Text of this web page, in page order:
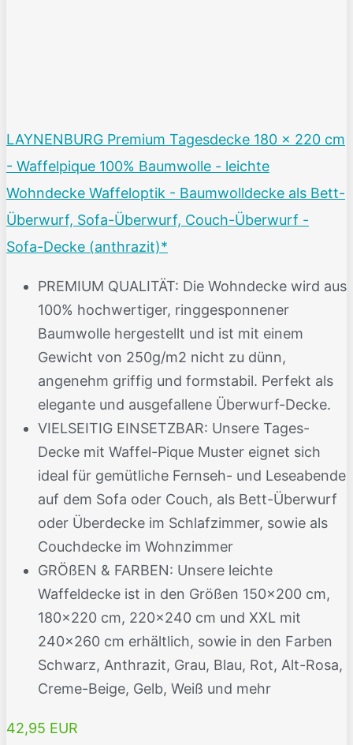
LAYNENBURG Premium Tagesdecke 180 x 220 cm
- Waffelpique 100% Baumwolle - leichte
Wohndecke Waffeloptik - Baumwolldecke als Bett-
Überwurf, Sofa-Überwurf, Couch-Überwurf -
Sofa-Decke (anthrazit)*
PREMIUM QUALITÄT: Die Wohndecke wird aus
100% hochwertiger, ringgesponnener
Baumwolle hergestellt und ist mit einem
Gewicht von 250g/m2 nicht zu dünn,
angenehm griffig und formstabil. Perfekt als
elegante und ausgefallene Überwurf-Decke.
VIELSEITIG EINSETZBAR: Unsere Tages-
Decke mit Waffel-Pique Muster eignet sich
ideal für gemütliche Fernseh- und Leseabende
auf dem Sofa oder Couch, als Bett-Überwurf
oder Überdecke im Schlafzimmer, sowie als
Couchdecke im Wohnzimmer
GRÖßEN & FARBEN: Unsere leichte
Waffeldecke ist in den Größen 150x200 cm,
180x220 cm, 220x240 cm und XXL mit
240x260 cm erhältlich, sowie in den Farben
Schwarz, Anthrazit, Grau, Blau, Rot, Alt-Rosa,
Creme-Beige, Gelb, Weiß und mehr
42,95 EUR